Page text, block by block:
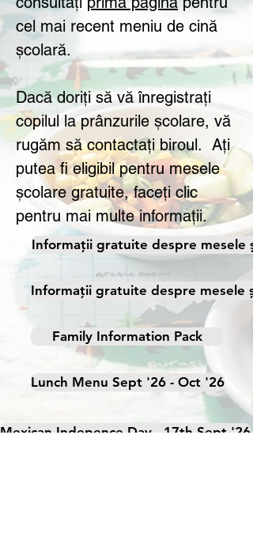
cel mai recent meniu de cină
școlară.
Dacă doriți să vă înregistrați
copilul la prânzurile școlare, vă
rugăm să contactați biroul. Ați
putea fi eligibil pentru mesele
școlare gratuite, faceți clic
pentru mai multe informații.
Informații gratuite despre mesele
Informații gratuite despre mesele
Family Information Pack
Lunch Menu Sept '26 - Oct '26
Mexican Indepence Day - 17th Sept '26